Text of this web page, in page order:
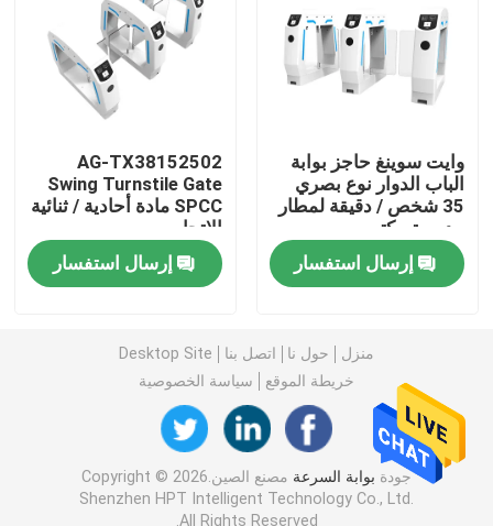
طلب اقتباس
بوابة السرعة
رفرف حاجز الباب الدوار
سوينغ حاجز الباب الدوار
ارتفاع كامل الباب الدوار
محطة القطار الباب الدوار
الباب الدوار البصري
وايت سوينغ حاجز بوابة
الباب الدوار نوع بصري
35 شخص / دقيقة لمطار
مدرسة مكتب
إرسال استفسار
AG-TX38152502
Swing Turnstile Gate
SPCC مادة أحادية / ثنائية
الاتجاه
إرسال استفسار
منزل حول نا اتصل بنا
Desktop Site
خريطة الموقع
سياسة الخصوصية
جودة بوابة السرعة
مصنع الصين.Copyright © 2026
Shenzhen HPT Intelligent Technology Co., Ltd.
All Rights Reserved.